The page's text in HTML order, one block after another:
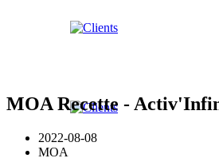
MOA Recette -
2022-08-08
MOA